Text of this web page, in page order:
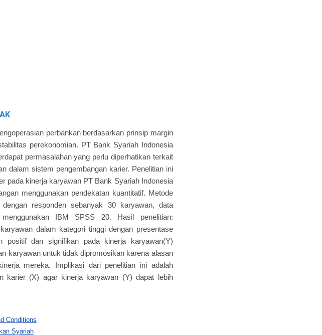
perbankan berdasarkan prinsip margin
perekonomian. PT Bank Syariah Indonesia
permasalahan yang perlu diperhatikan terkait
dalam sistem pengembangan karier. Penelitian ini
pada kinerja karyawan PT Bank Syariah Indonesia
menggunakan pendekatan kuantitatif. Metode
responden sebanyak 30 karyawan, data
IBM SPSS 20. Hasil penelitian:
dalam kategori tinggi dengan presentase
positif dan signifikan pada kinerja karyawan(Y)
karyawan untuk tidak dipromosikan karena alasan
mereka. Implikasi dari penelitian ini adalah
karier (X) agar kinerja karyawan (Y) dapat lebih
Conditions
Syariah